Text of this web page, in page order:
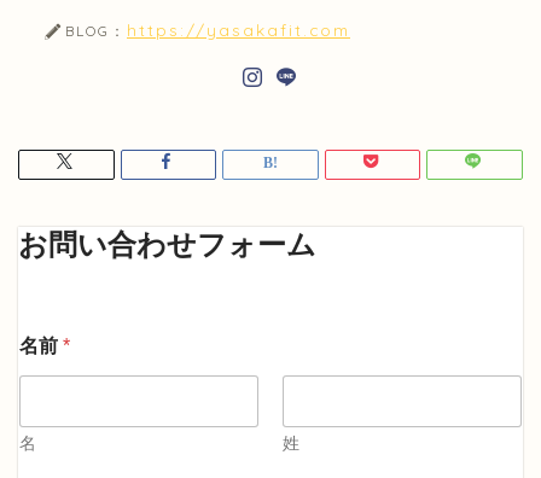
BLOG： https://yasakafit.com
お問い合わせフォーム
名前 *
名 姓